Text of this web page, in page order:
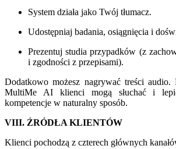
System działa jako Twój tłumacz.
Udostępniaj badania, osiągnięcia i
Prezentuj studia przypadków (z
i zgodności z przepisami).
Dodatkowo możesz nagrywać treści
MultiMe AI klienci mogą słuchać i
kompetencje w naturalny sposób.
VIII. ŹRÓDŁA KLIENTÓW
Klienci pochodzą z czterech głównych